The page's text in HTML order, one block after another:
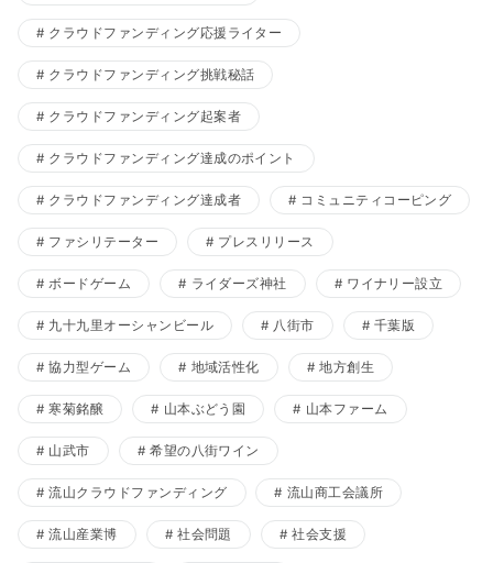
クラウドファンディング応援ライター
クラウドファンディング挑戦秘話
クラウドファンディング起案者
クラウドファンディング達成のポイント
クラウドファンディング達成者 コミュニティコーピング
ファシリテーター プレスリリース
ボードゲーム ライダーズ神社 ワイナリー設立
九十九里オーシャンビール 八街市 千葉版
協力型ゲーム 地域活性化 地方創生
寒菊銘醸 山本ぶどう園 山本ファーム
山武市 希望の八街ワイン
流山クラウドファンディング 流山商工会議所
流山産業博 社会問題 社会支援